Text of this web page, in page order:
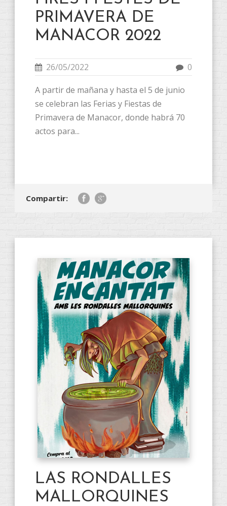
PRIMAVERA DE
MANACOR 2022
26/05/2022 0
A partir de mañana y hasta el 5 de junio
se celebran las Ferias y Fiestas de
Primavera de Manacor, donde habrá 70
actos para...
Compartir:
LAS RONDALLES
MALLORQUINES